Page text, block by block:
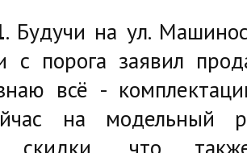
. Будучи на ул.
с порога заявил
всё -
на модельный